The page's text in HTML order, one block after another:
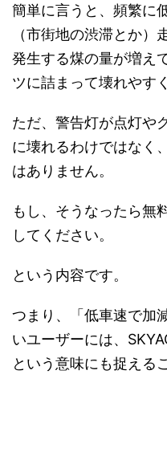
簡単に言うと、頻繁に
（市街地の渋滞とか）
発生する煤の量が増え
ツに詰まって壊れやす
ただ、警告灯が点灯や
に壊れるわけではなく
はありません。
もし、そうなったら無
してください。
という内容です。
つまり、「低車速で加
いユーザーには、
という意味にも捉える